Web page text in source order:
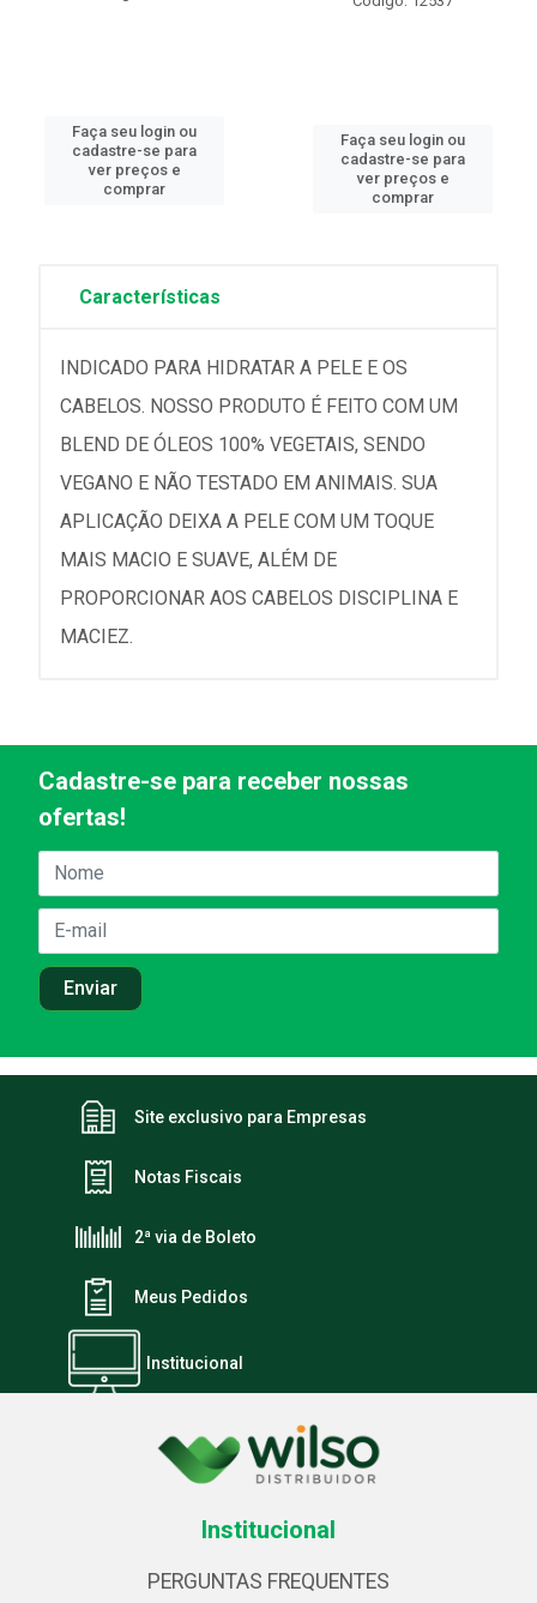
Faça seu login ou
cadastre-se para
ver preços e
comprar
Faça seu login ou
cadastre-se para
ver preços e
comprar
Características
INDICADO PARA HIDRATAR A PELE E OS
CABELOS. NOSSO PRODUTO É FEITO COM UM
BLEND DE ÓLEOS 100% VEGETAIS, SENDO
VEGANO E NÃO TESTADO EM ANIMAIS. SUA
APLICAÇÃO DEIXA A PELE COM UM TOQUE
MAIS MACIO E SUAVE, ALÉM DE
PROPORCIONAR AOS CABELOS DISCIPLINA E
MACIEZ.
Cadastre-se para receber nossas
ofertas!
Site exclusivo para Empresas
Notas Fiscais
2ª via de Boleto
Meus Pedidos
Institucional
Institucional
PERGUNTAS FREQUENTES